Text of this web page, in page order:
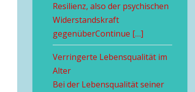
Resilienz, also der psychischen
Widerstandskraft
gegenüberContinue […]
Verringerte Lebensqualität im
Alter
Bei der Lebensqualität seiner